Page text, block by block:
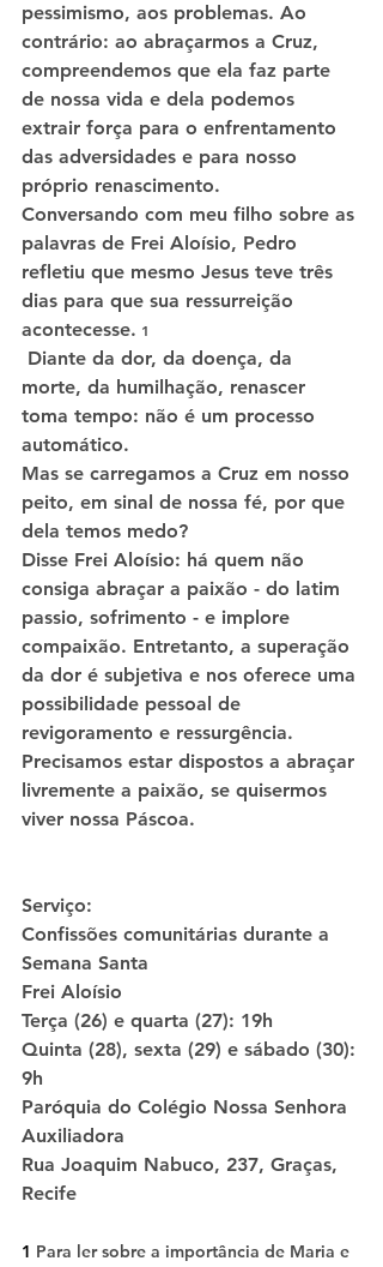
pessimismo, aos problemas. Ao
contrário: ao abraçarmos a Cruz,
compreendemos que ela faz parte
de nossa vida e dela podemos
extrair força para o enfrentamento
das adversidades e para nosso
próprio renascimento.
Conversando com meu filho sobre as
palavras de Frei Aloísio, Pedro
refletiu que mesmo Jesus teve três
dias para que sua ressurreição
acontecesse. 1
morte, da humilhação, renascer
toma tempo: não é um processo
automático.
Mas se carregamos a Cruz em nosso
peito, em sinal de nossa fé, por que
dela temos medo?
Disse Frei Aloísio: há quem não
consiga abraçar a paixão - do latim
passio, sofrimento - e implore
compaixão. Entretanto, a superação
da dor é subjetiva e nos oferece uma
possibilidade pessoal de
revigoramento e ressurgência.
Precisamos estar dispostos a abraçar
livremente a paixão, se quisermos
viver nossa Páscoa.
Serviço:
Confissões comunitárias durante a
Semana Santa
Frei Aloísio
Terça (26) e quarta (27): 19h
Quinta (28), sexta (29) e sábado (30):
9h
Paróquia do Colégio Nossa Senhora
Auxiliadora
Rua Joaquim Nabuco, 237, Graças,
Recife
1 Para ler sobre a importância de Maria e